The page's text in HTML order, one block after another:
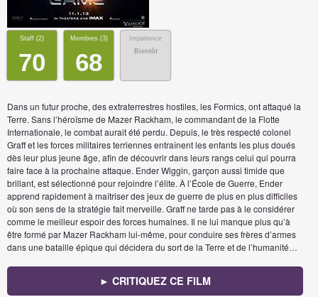
Staff (2)
70
Membres (3)
68
Impatience
Bientôt
Dans un futur proche, des extraterrestres hostiles, les Formics, ont attaqué la
Terre. Sans l’héroïsme de Mazer Rackham, le commandant de la Flotte
Internationale, le combat aurait été perdu. Depuis, le très respecté colonel
Graff et les forces militaires terriennes entraînent les enfants les plus doués
dès leur plus jeune âge, afin de découvrir dans leurs rangs celui qui pourra
faire face à la prochaine attaque. Ender Wiggin, garçon aussi timide que
brillant, est sélectionné pour rejoindre l’élite. À l’École de Guerre, Ender
apprend rapidement à maîtriser des jeux de guerre de plus en plus difficiles
où son sens de la stratégie fait merveille. Graff ne tarde pas à le considérer
comme le meilleur espoir des forces humaines. Il ne lui manque plus qu’à
être formé par Mazer Rackham lui-même, pour conduire ses frères d’armes
dans une bataille épique qui décidera du sort de la Terre et de l’humanité…
► CRITIQUEZ CE FILM